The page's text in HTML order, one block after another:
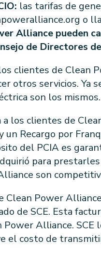
las tarifas de
o
Alliance pueden
de Directores
clientes de Clean
otros servicios.
son los mismos.
los clientes de
Recargo por
del PCIA es
para
son
Clean Power
de SCE. Esta
Alliance.
el costo de